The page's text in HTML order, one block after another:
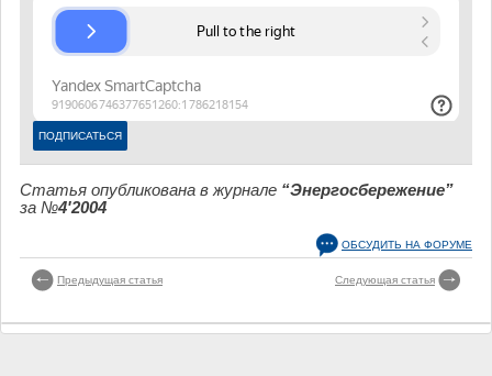
Статья опубликована в журнале “Энергосбережение”
за №4'2004
ОБСУДИТЬ НА ФОРУМЕ
Предыдущая статья Следующая статья